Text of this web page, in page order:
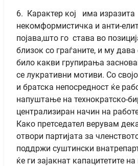
6. Карактер кој има изразита
некомформистичка и анти-
појава,што го става во
близок со граѓаните, и му
било какви групирања
се лукративни мотиви. Со
и братска непосредност ќе
напуштање на технократско-
централизиран начин на
Како претседател верувам
отвори партијата за
поддржи суштински
ќе ги зајакнат капацитетите